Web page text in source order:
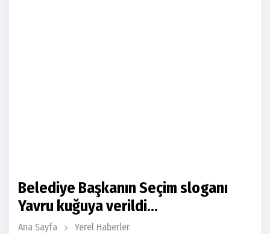
Belediye Başkanın Seçim sloganı
Yavru kuğuya verildi...
Ana Sayfa Yerel Haberler